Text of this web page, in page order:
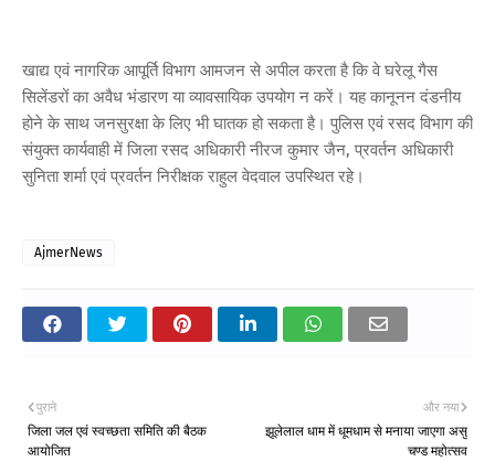
खाद्य एवं नागरिक आपूर्ति विभाग आमजन से अपील करता है कि वे घरेलू गैस
सिलेंडरों का अवैध भंडारण या व्यावसायिक उपयोग न करें। यह कानूनन दंडनीय
होने के साथ जनसुरक्षा के लिए भी घातक हो सकता है। पुलिस एवं रसद विभाग की
संयुक्त कार्यवाही में जिला रसद अधिकारी नीरज कुमार जैन, प्रवर्तन अधिकारी
सुनिता शर्मा एवं प्रवर्तन निरीक्षक राहुल वेदवाल उपस्थित रहे।
AjmerNews
और नया
झूलेलाल धाम में धूमधाम से मनाया जाएगा असु
चण्ड महोत्सव
पुराने
जिला जल एवं स्वच्छता समिति की बैठक
आयोजित